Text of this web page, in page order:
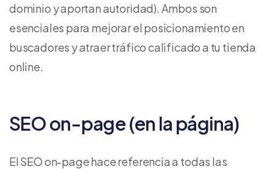
dominio y aportan autoridad). Ambos son
esenciales para mejorar el posicionamiento en
buscadores y atraer tráfico calificado a tu tienda
online.
SEO on-page (en la página)
El SEO on-page hace referencia a todas las